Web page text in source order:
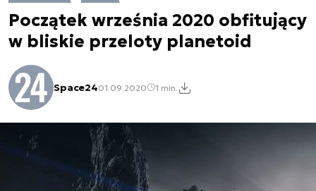
Początek września 2020 obfitujący
w bliskie przeloty planetoid
Space2401.09.2020 1 min.